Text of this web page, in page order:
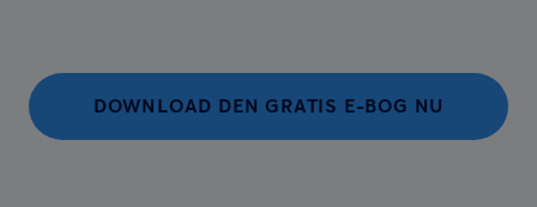
DOWNLOAD DEN GRATIS E-BOG NU